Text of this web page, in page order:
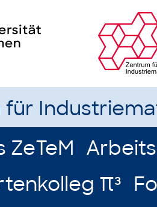
für
ZeTeM
π³